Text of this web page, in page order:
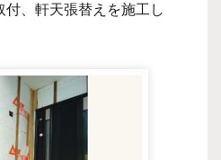
付、軒天張替えを施工し